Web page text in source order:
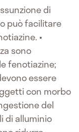
di
può facilitare
•
sono
fenotiazine;
essere
con morbo
del
di alluminio